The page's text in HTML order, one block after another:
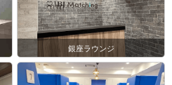
銀座ラウンジ